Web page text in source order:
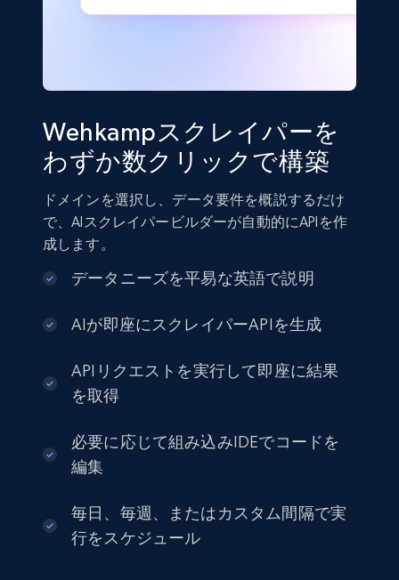
Wehkampスクレイパーを
わずか数クリックで構築
ドメインを選択し、データ要件を概説するだけ
で、AIスクレイパービルダーが自動的にAPIを作
成します。
データニーズを平易な英語で説明
AIが即座にスクレイパーAPIを生成
APIリクエストを実行して即座に結果
を取得
必要に応じて組み込みIDEでコードを
編集
毎日、毎週、またはカスタム間隔で実
行をスケジュール